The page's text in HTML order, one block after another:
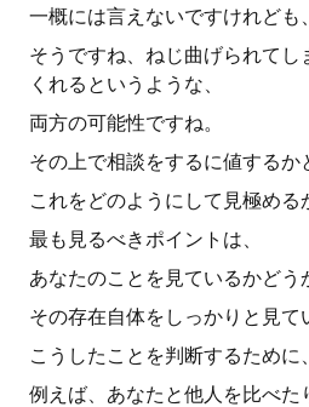
一概には言えないですけれども、
そうですね、ねじ曲げられてし
くれるというような、
両方の可能性ですね。
その上で相談をするに値するか
これをどのようにして見極める
最も見るべきポイントは、
あなたのことを見ているかどう
その存在自体をしっかりと見て
こうしたことを判断するために、
例えば、あなたと他人を比べた